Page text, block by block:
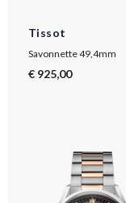
Tissot
Savonnette 49,4mm
€ 925,00